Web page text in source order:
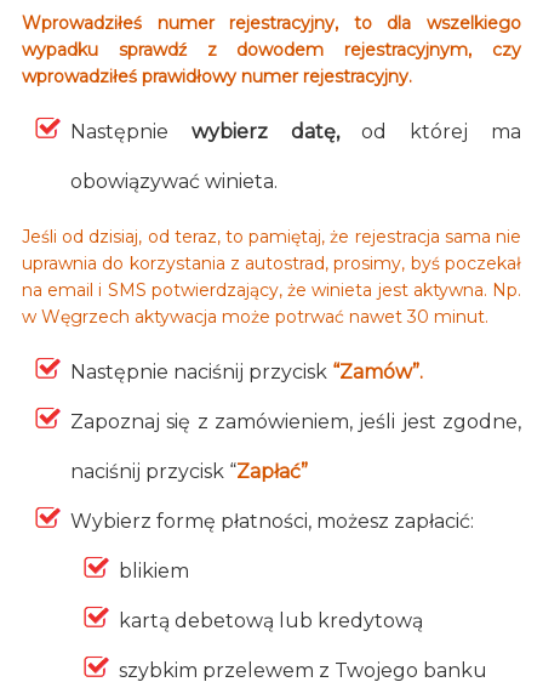
Wprowadziłeś numer rejestracyjny, to dla wszelkiego
wypadku sprawdź z dowodem rejestracyjnym, czy
wprowadziłeś prawidłowy numer rejestracyjny.
Następnie wybierz datę,od której ma
obowiązywać winieta.
Jeśli od dzisiaj, od teraz, to pamiętaj, że rejestracja sama nie
uprawnia do korzystania z autostrad, prosimy, byś poczekał
na email i SMS potwierdzający, że winieta jest aktywna. Np.
w Węgrzech aktywacja może potrwać nawet 30 minut.
Następnie naciśnij przycisk “Zamów”.
Zapoznaj się z zamówieniem, jeśli jest zgodne,
naciśnij przycisk “Zapłać”
Wybierz formę płatności, możesz zapłacić:
blikiem
kartą debetową lub kredytową
szybkim przelewem z Twojego banku